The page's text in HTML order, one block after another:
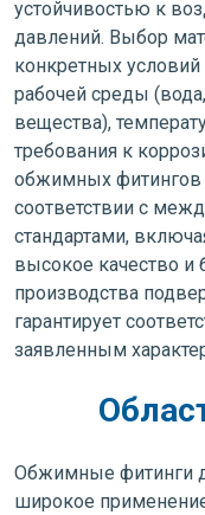
устойчивостью к
давлений. Выбор
конкретных условий
рабочей среды
вещества),
требования к
обжимных фитингов
соответствии с
стандартами,
высокое качество и
производства
гарантирует
заявленным
Обжимные фитинги
широкое